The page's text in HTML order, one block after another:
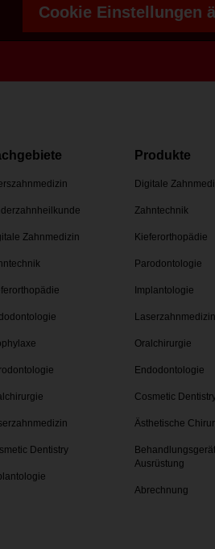
Cookie Einstellungen
Zahnmedizin
Dentistry
Produkte
Digitale
Zahntechnik
Kieferorthopädie
Parodontologie
Implantologie
Laserzahnmedizin
Oralchirurgie
Endodontologie
Cosmetic
Ästhetische
Ausrüstung
Abrechnung